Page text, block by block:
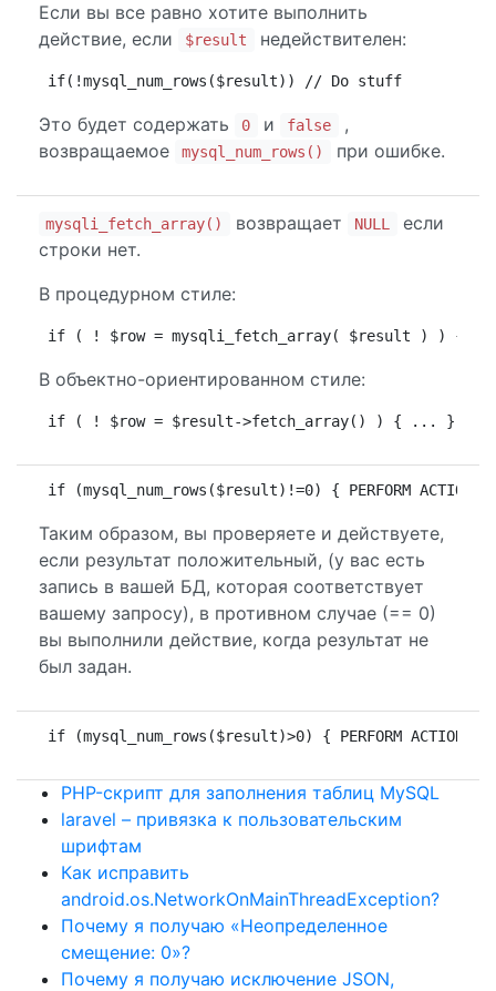
Если вы все равно хотите выполнить
действие, если
$result недействителен:
if(!mysql_num_rows($result)) // Do stuff
Это будет содержать 0 и false
,
возвращаемое
mysql_num_rows() при ошибке.
mysqli_fetch_array() возвращает NULL
если
строки нет.
В процедурном стиле:
if ( ! $row = mysqli_fetch_array( $result ) )
В объектно-ориентированном стиле:
if ( ! $row = $result->fetch_array() ) { ... }
if (mysql_num_rows($result)!=0) { PERFORM ACTION }
Таким образом, вы проверяете и действуете,
если результат положительный, (у вас есть
запись в вашей БД, которая соответствует
вашему запросу), в противном случае (== 0)
вы выполнили действие, когда результат не
был задан.
if (mysql_num_rows($result)>0) { PERFORM ACTION
PHP-скрипт для заполнения таблиц MySQL
laravel – привязка к пользовательским
шрифтам
Как исправить
android.os.NetworkOnMainThreadException?
Почему я получаю «Неопределенное
смещение: 0»?
Почему я получаю исключение JSON,